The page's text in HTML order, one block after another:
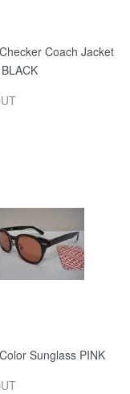
Coach Jacket
Sunglass PINK